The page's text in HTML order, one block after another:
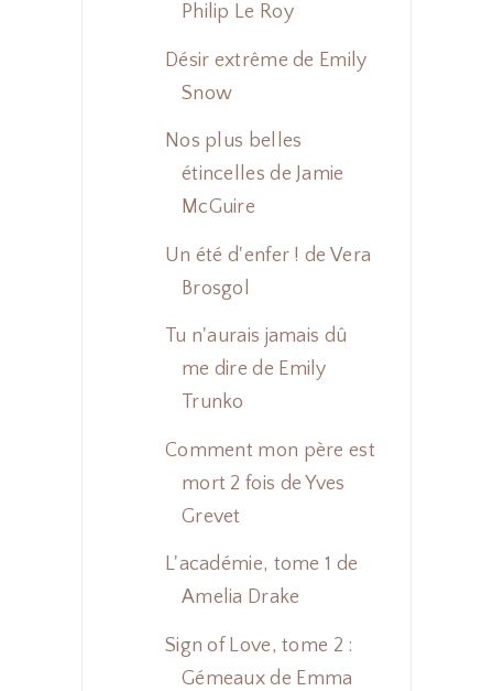
Philip Le Roy
Désir extrême de Emily
Snow
Nos plus belles
étincelles de Jamie
McGuire
Un été d'enfer ! de Vera
Brosgol
Tu n'aurais jamais dû
me dire de Emily
Trunko
Comment mon père est
mort 2 fois de Yves
Grevet
L'académie, tome 1 de
Amelia Drake
Sign of Love, tome 2 :
Gémeaux de Emma